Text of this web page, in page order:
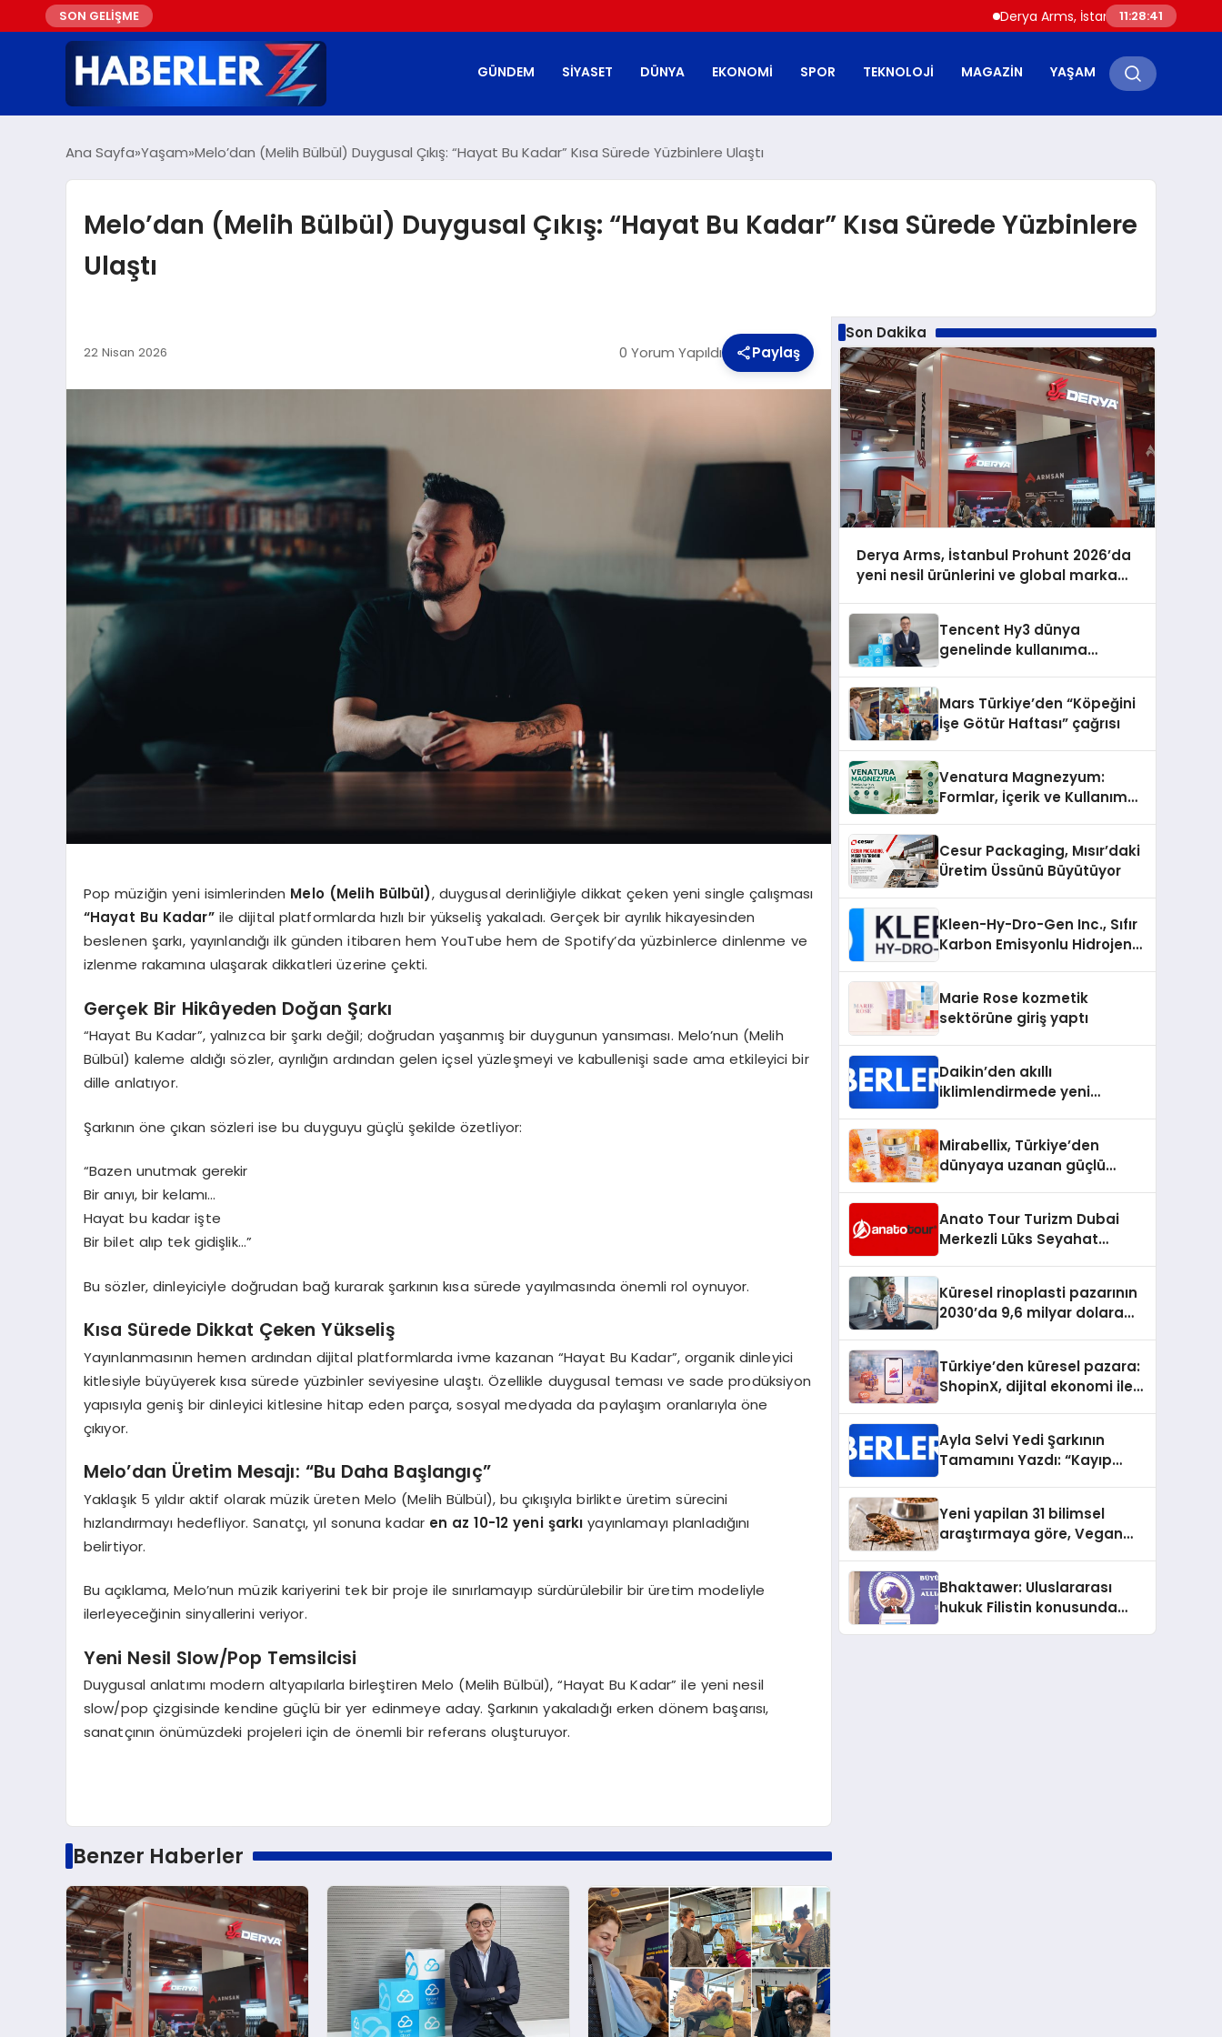
SON GELİŞME Derya Arms, İstanbul Prohunt 2026’da
11:28:42
GÜNDEM SIYASET DÜNYA EKONOMI SPOR TEKNOLOJI MAGAZIN YAŞAM
Ana Sayfa Yaşam Melo’dan (Melih Bülbül) Duygusal Çıkış: “Hayat Bu Kadar” Kısa Sürede Yüzbinlere Ulaştı
Melo’dan (Melih Bülbül) Duygusal Çıkış: “Hayat Bu Kadar” Kısa Sürede Yüzbinlere
Ulaştı
22 Nisan 2026 0 Yorum Yapıldı Paylaş
Pop müziğin yeni isimlerinden Melo (Melih Bülbül), duygusal derinliğiyle dikkat çeken yeni single çalışması
“Hayat Bu Kadar”ile dijital platformlarda hızlı bir yükseliş yakaladı. Gerçek bir ayrılık hikayesinden
beslenen şarkı, yayınlandığı ilk günden itibaren hem YouTube hem de Spotify’da yüzbinlerce dinlenme ve
izlenme rakamına ulaşarak dikkatleri üzerine çekti.
Gerçek Bir Hikâyeden Doğan Şarkı
“Hayat Bu Kadar”, yalnızca bir şarkı değil; doğrudan yaşanmış bir duygunun yansıması. Melo’nun (Melih
Bülbül) kaleme aldığı sözler, ayrılığın ardından gelen içsel yüzleşmeyi ve kabullenişi sade ama etkileyici bir
dille anlatıyor.
Şarkının öne çıkan sözleri ise bu duyguyu güçlü şekilde özetliyor:
“Bazen unutmak gerekir
Bir anıyı, bir kelamı…
Hayat bu kadar işte
Bir bilet alıp tek gidişlik…”
Bu sözler, dinleyiciyle doğrudan bağ kurarak şarkının kısa sürede yayılmasında önemli rol oynuyor.
Kısa Sürede Dikkat Çeken Yükseliş
Yayınlanmasının hemen ardından dijital platformlarda ivme kazanan “Hayat Bu Kadar”, organik dinleyici
kitlesiyle büyüyerek kısa sürede yüzbinler seviyesine ulaştı. Özellikle duygusal teması ve sade prodüksiyon
yapısıyla geniş bir dinleyici kitlesine hitap eden parça, sosyal medyada da paylaşım oranlarıyla öne
çıkıyor.
Melo’dan Üretim Mesajı: “Bu Daha Başlangıç”
Yaklaşık 5 yıldır aktif olarak müzik üreten Melo (Melih Bülbül), bu çıkışıyla birlikte üretim sürecini
hızlandırmayı hedefliyor. Sanatçı, yıl sonuna kadar en az 10-12 yeni şarkı yayınlamayı planladığını
belirtiyor.
Bu açıklama, Melo’nun müzik kariyerini tek bir proje ile sınırlamayıp sürdürülebilir bir üretim modeliyle
ilerleyeceğinin sinyallerini veriyor.
Yeni Nesil Slow/Pop Temsilcisi
Duygusal anlatımı modern altyapılarla birleştiren Melo (Melih Bülbül), “Hayat Bu Kadar” ile yeni nesil
slow/pop çizgisinde kendine güçlü bir yer edinmeye aday. Şarkının yakaladığı erken dönem başarısı,
sanatçının önümüzdeki projeleri için de önemli bir referans oluşturuyor.
Benzer Haberler
Son Dakika
Derya Arms, İstanbul Prohunt 2026’da
yeni nesil ürünlerini ve global marka
Tencent Hy3 dünya
genelinde kullanıma
Mars Türkiye’den “Köpeğini
İşe Götür Haftası” çağrısı
Venatura Magnezyum:
Formlar, İçerik ve Kullanım
Cesur Packaging, Mısır’daki
Üretim Üssünü Büyütüyor
Kleen-Hy-Dro-Gen Inc., Sıfır
Karbon Emisyonlu Hidrojen
Aldı
Marie Rose kozmetik
sektörüne giriş yaptı
Daikin’den akıllı
iklimlendirmede yeni
Mirabellix, Türkiye’den
dünyaya uzanan güçlü
Anato Tour Turizm Dubai
Merkezli Lüks Seyahat
Küresel rinoplasti pazarının
2030’da 9,6 milyar dolara
Türkiye’den küresel pazara:
ShopinX, dijital ekonomi ile
Ayla Selvi Yedi Şarkının
Tamamını Yazdı: “Kayıp
Yeni yapilan 31 bilimsel
araştırmaya göre, Vegan
Sindirildiğini Ortaya Koydu
Bhaktawer: Uluslararası
hukuk Filistin konusunda